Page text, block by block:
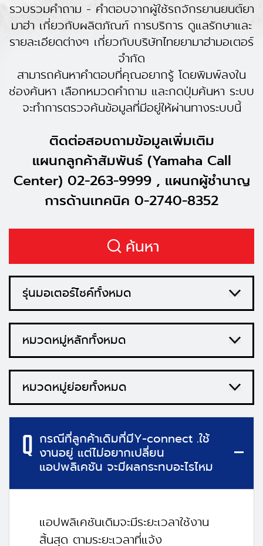
รวบรวมคำถาม - คำตอบจากผู้ใช้รถจักรยานยนต์ยา
มาฮ่า เกี่ยวกับผลิตภัณฑ์ การบริการ ดูแลรักษาและ
รายละเอียดต่างๆ เกี่ยวกับบริษัทไทยยามาฮ่ามอเตอร์
จำกัด
สามารถค้นหาคำตอบที่คุณอยากรู้ โดยพิมพ์ลงใน
ช่องค้นหา เลือกหมวดคำถาม และกดปุ่มค้นหา ระบบ
จะทำการตรวจค้นข้อมูลที่มีอยู่ให้ผ่านทางระบบนี้
ติดต่อสอบถามข้อมูลเพิ่มเติม
แผนกลูกค้าสัมพันธ์ (Yamaha Call
Center) 02-263-9999 , แผนกผู้ชำนาญ
การด้านเทคนิค 0-2740-8352
ค้นหา
Q กรณีที่ลูกค้าเดิมที่มีY-connect .ใช้
งานอยู่ แต่ไม่อยากเปลี่ยน
แอปพลิเคชัน จะมีผลกระทบอะไรไหม
แอปพลิเคชันเดิมจะมีระยะเวลาใช้งาน
สิ้นสุด ตามระยะเวลาที่แจ้ง